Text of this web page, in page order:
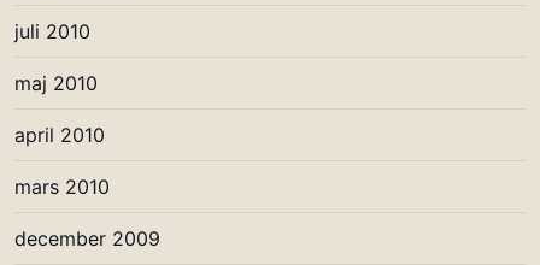
juli 2010
maj 2010
april 2010
mars 2010
december 2009